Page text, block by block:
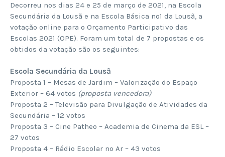
Decorreu nos dias 24 e 25 de março de 2021, na Escola
Secundária da Lousã e na Escola Básica nº1 da Lousã, a
votação online para o Orçamento Participativo das
Escolas 2021 (OPE). Foram um total de 7 propostas e os
obtidos da votação são os seguintes:
Escola Secundária da Lousã
Proposta 1 – Mesas de Jardim – Valorização do Espaço
Exterior – 64 votos (proposta vencedora)
Proposta 2 – Televisão para Divulgação de Atividades da
Secundária – 12 votos
Proposta 3 – Cine Patheo – Academia de Cinema da ESL –
27 votos
Proposta 4 – Rádio Escolar no Ar – 43 votos